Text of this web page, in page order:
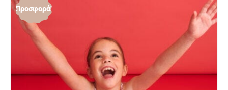
Προσφορά!